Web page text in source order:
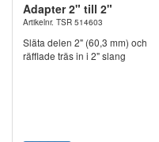
Adapter 2" till 2"
Artikelnr. TSR 514603
Släta delen 2" (60,3 mm) och
räfflade träs in i 2" slang